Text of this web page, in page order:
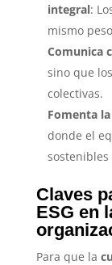
integral:
mismo
Comunica
sino que
colectivas.
Fomenta
donde el
Claves
ESG en
Para que la